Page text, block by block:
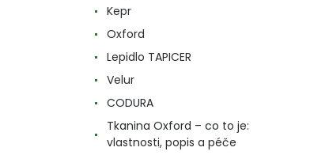
Kepr
Oxford
Lepidlo TAPICER
Velur
CODURA
Tkanina Oxford – co to je:
vlastnosti, popis a péče